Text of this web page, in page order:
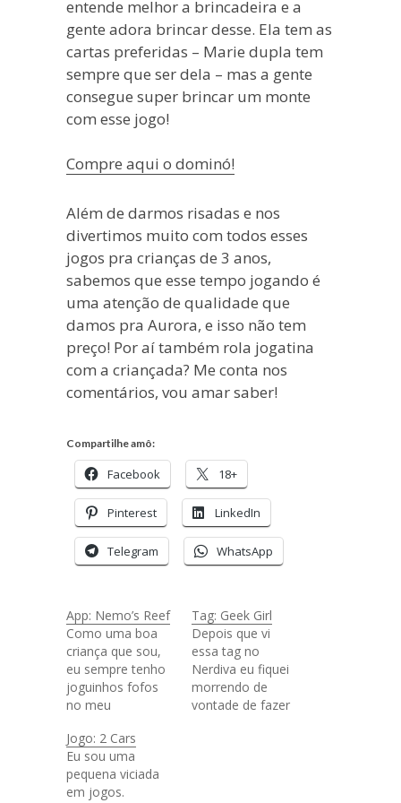
entende melhor a brincadeira e a
gente adora brincar desse. Ela tem as
cartas preferidas – Marie dupla tem
sempre que ser dela – mas a gente
consegue super brincar um monte
com esse jogo!
Compre aqui o dominó!
Além de darmos risadas e nos
divertimos muito com todos esses
jogos pra crianças de 3 anos,
sabemos que esse tempo jogando é
uma atenção de qualidade que
damos pra Aurora, e isso não tem
preço! Por aí também rola jogatina
com a criançada? Me conta nos
comentários, vou amar saber!
Compartilhe amô:
Facebook 18+
Pinterest LinkedIn
Telegram WhatsApp
App: Nemo’s Reef
Como uma boa
criança que sou,
eu sempre tenho
joguinhos fofos
no meu
incrível a
quantidade de
coisa legal que
tem por ai. Depois
Tag: Geek Girl
Depois que vi
essa tag no
Nerdiva eu fiquei
morrendo de
vontade de fazer
Jogo: 2 Cars
Eu sou uma
pequena viciada
em jogos.